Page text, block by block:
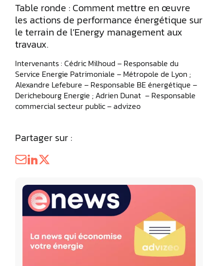
Table ronde : Comment mettre en œuvre
les actions de performance énergétique sur
le terrain de l’Energy management aux
travaux.
Intervenants : Cédric Milhoud – Responsable du
Service Energie Patrimoniale – Métropole de Lyon ;
Alexandre Lefebure – Responsable BE énergétique –
Derichebourg Energie ; Adrien Dunat – Responsable
commercial secteur public – advizeo
Partager sur :